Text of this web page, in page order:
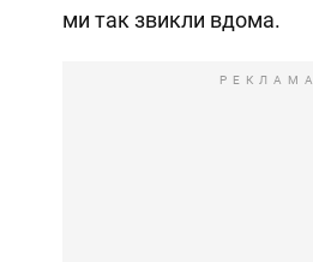
ми так звикли вдома.
РЕКЛАМА